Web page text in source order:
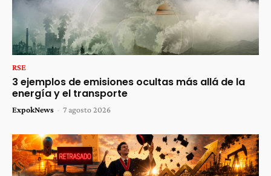
RSE
3 ejemplos de emisiones ocultas más allá de la
energía y el transporte
ExpokNews - 7 agosto 2026